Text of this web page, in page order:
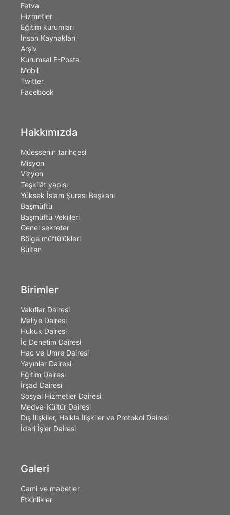
Fetva
Hizmetler
Eğitim kurumları
İnsan Kaynakları
Arşiv
Kurumsal E-Posta
Mobil
Twitter
Facebook
Hakkımızda
Müessenin tarihçesi
Misyon
Vizyon
Teşkilât yapısı
Yüksek İslam Şurası Başkanı
Başmüftü
Başmüftü Vekilleri
Genel sekreter
Bölge müftülükleri
Bülten
Birimler
Vakıflar Dairesi
Maliye Dairesi
Hukuk Dairesi
İç Denetim Dairesi
Hac ve Umre Dairesi
Yayınlar Dairesi
Eğitim Dairesi
İrşad Dairesi
Sosyal Hizmetler Dairesi
Medya-Kültür Dairesi
Dış İlişkiler, Halkla İlişkiler ve Protokol Dairesi
İdari İşler Dairesi
Galeri
Cami ve mabetler
Etkinlikler